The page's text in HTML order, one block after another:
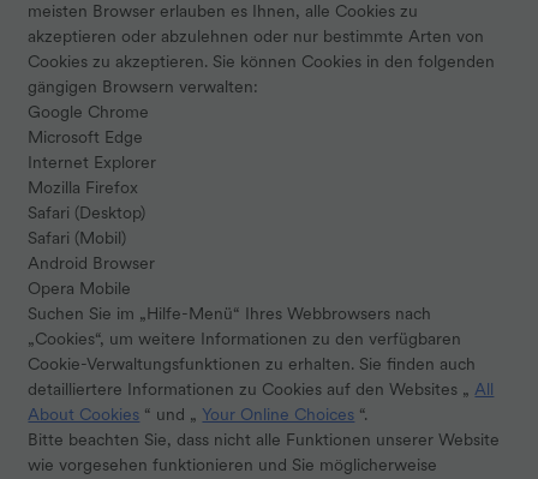
meisten Browser erlauben es Ihnen, alle Cookies zu
akzeptieren oder abzulehnen oder nur bestimmte Arten von
Cookies zu akzeptieren. Sie können Cookies in den folgenden
gängigen Browsern verwalten:
Google Chrome
Microsoft Edge
Internet Explorer
Mozilla Firefox
Safari (Desktop)
Safari (Mobil)
Android Browser
Opera Mobile
Suchen Sie im „Hilfe-Menü“ Ihres Webbrowsers nach
„Cookies“, um weitere Informationen zu den verfügbaren
Cookie-Verwaltungsfunktionen zu erhalten. Sie finden auch
detailliertere Informationen zu Cookies auf den Websites „ All
About Cookies “ und „ Your Online Choices “.
Bitte beachten Sie, dass nicht alle Funktionen unserer Website
wie vorgesehen funktionieren und Sie möglicherweise